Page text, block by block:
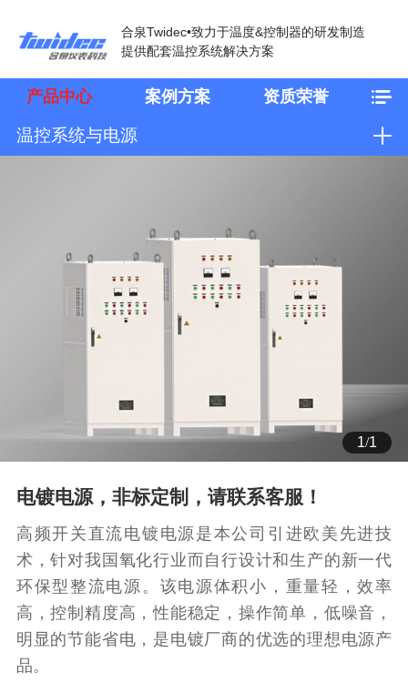
合泉Twidec•致力于温度&控制器的研发制造
提供配套温控系统解决方案
产品中心 案例方案 资质荣誉
温控系统与电源
1/1
电镀电源，非标定制，请联系客服！
高频开关直流电镀电源是本公司引进欧美先进技
术，针对我国氧化行业而自行设计和生产的新一代
环保型整流电源。该电源体积小，重量轻，效率
高，控制精度高，性能稳定，操作简单，低噪音，
明显的节能省电，是电镀厂商的优选的理想电源产
品。